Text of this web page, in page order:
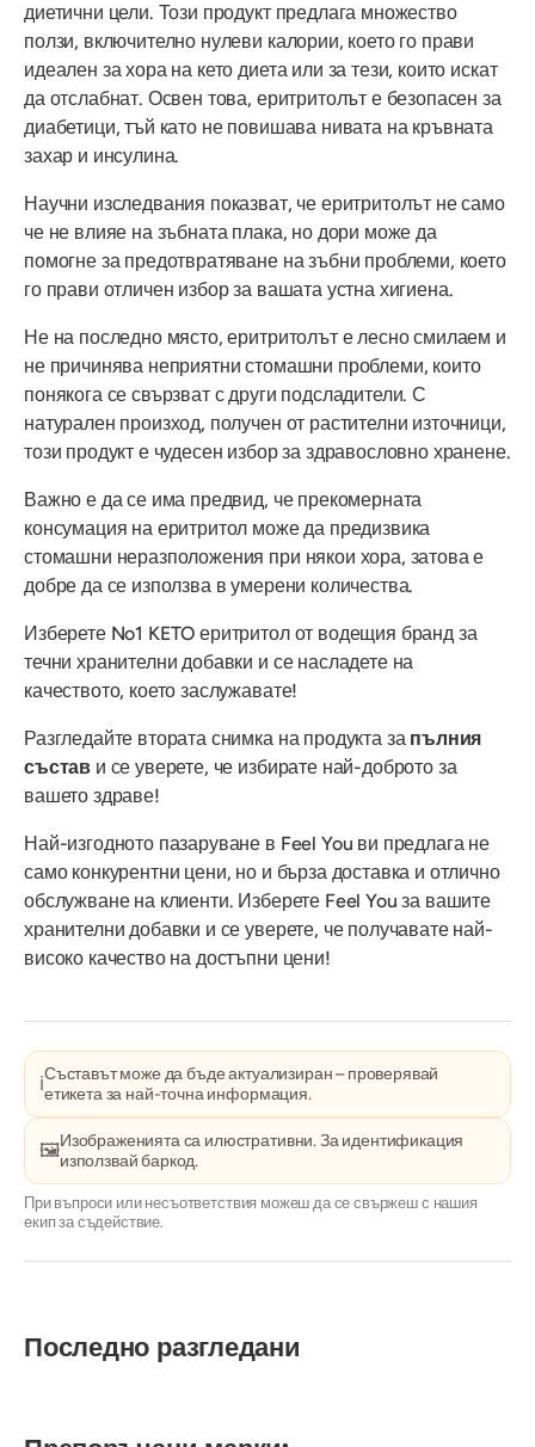
диетични цели. Този продукт предлага множество
ползи, включително нулеви калории, което го прави
идеален за хора на кето диета или за тези, които искат
да отслабнат. Освен това, еритритолът е безопасен за
диабетици, тъй като не повишава нивата на кръвната
захар и инсулина.
Научни изследвания показват, че еритритолът не само
че не влияе на зъбната плака, но дори може да
помогне за предотвратяване на зъбни проблеми, което
го прави отличен избор за вашата устна хигиена.
Не на последно място, еритритолът е лесно смилаем и
не причинява неприятни стомашни проблеми, които
понякога се свързват с други подсладители. С
натурален произход, получен от растителни източници,
този продукт е чудесен избор за здравословно хранене.
Важно е да се има предвид, че прекомерната
консумация на еритритол може да предизвика
стомашни неразположения при някои хора, затова е
добре да се използва в умерени количества.
Изберете No1 KETO еритритол от водещия бранд за
течни хранителни добавки и се насладете на
качеството, което заслужавате!
Разгледайте втората снимка на продукта за пълния
състав и се уверете, че избирате най-доброто за
вашето здраве!
Най-изгодното пазаруване в Feel You ви предлага не
само конкурентни цени, но и бърза доставка и отлично
обслужване на клиенти. Изберете Feel You за вашите
хранителни добавки и се уверете, че получавате най-
високо качество на достъпни цени!
ℹ️Съставът може да бъде актуализиран – проверявай
етикета за най-точна информация.
🖼️Изображенията са илюстративни. За идентификация
използвай баркод.
При въпроси или несъответствия можеш да се свържеш с нашия
екип за съдействие.
Последно разгледани